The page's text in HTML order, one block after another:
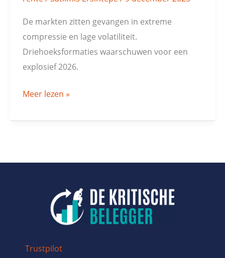
De markten zitten gevangen in extreme
compressie en lage volatiliteit.
Driehoeksformaties waarschuwen voor een
explosief 2026.
Meer lezen »
Trustpilot